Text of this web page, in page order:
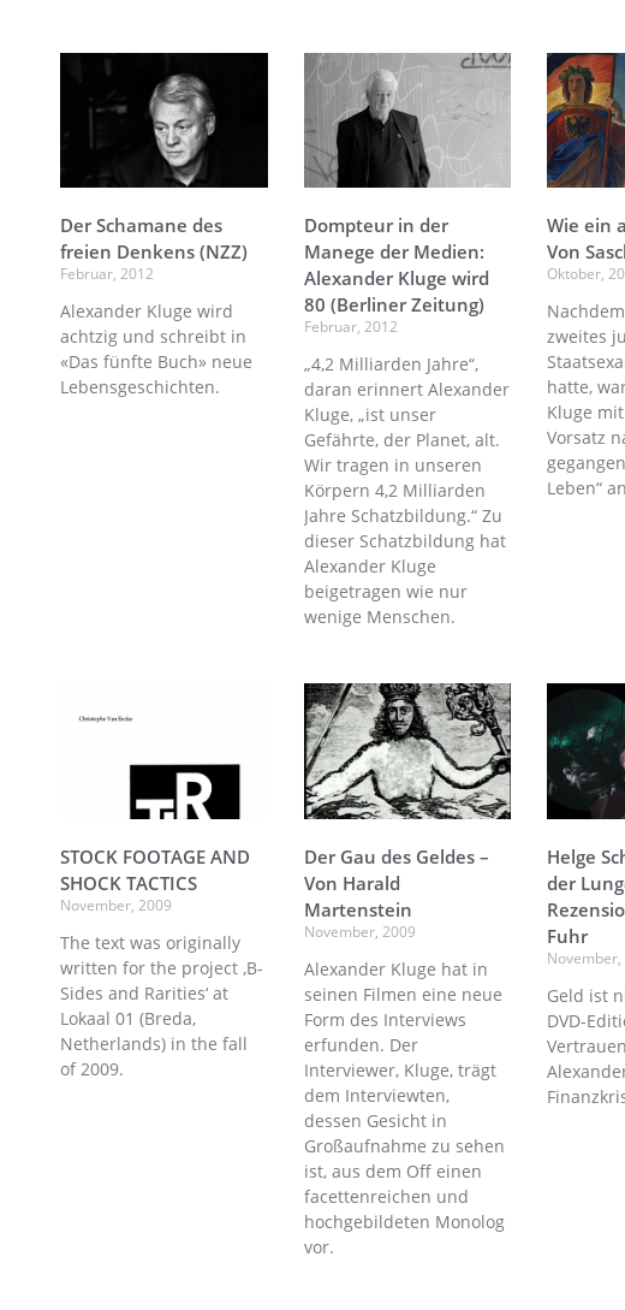
Der Schamane des
freien Denkens (NZZ)
Februar, 2012
Alexander Kluge wird
achtzig und schreibt in
«Das fünfte Buch» neue
Lebensgeschichten.
Dompteur in der
Manege der Medien:
Alexander Kluge wird
80 (Berliner Zeitung)
Februar, 2012
„4,2 Milliarden Jahre“,
daran erinnert Alexander
Kluge, „ist unser
Gefährte, der Planet, alt.
Wir tragen in unseren
Körpern 4,2 Milliarden
Jahre Schatzbildung.“ Zu
dieser Schatzbildung hat
Alexander Kluge
beigetragen wie nur
wenige Menschen.
Wie ein
Von
Oktober,
zweites
hatte,
Kluge
Vorsatz
Leben“
STOCK FOOTAGE AND
SHOCK TACTICS
November, 2009
The text was originally
written for the project ‚B-
Sides and Rarities‘ at
Lokaal 01 (Breda,
Netherlands) in the fall
of 2009.
Der Gau des Geldes –
Von Harald
Martenstein
November, 2009
Alexander Kluge hat in
seinen Filmen eine neue
Form des Interviews
erfunden. Der
Interviewer, Kluge, trägt
dem Interviewten,
dessen Gesicht in
Großaufnahme zu sehen
ist, aus dem Off einen
facettenreichen und
hochgebildeten Monolog
vor.
Helge
der
Fuhr
November,
Geld ist
DVD-